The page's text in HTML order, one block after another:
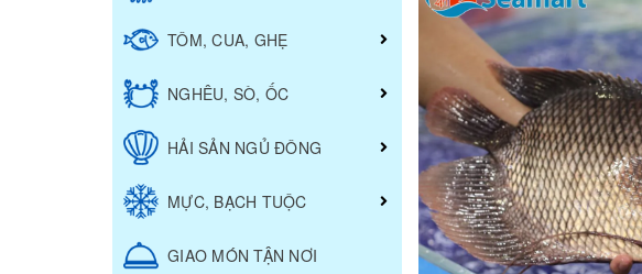
TÔM, CUA, GHẸ
NGHÊU, SÒ, ỐC
HẢI SẢN NGỦ ĐÔNG
MỰC, BẠCH TUỘC
GIAO MÓN TẬN NƠI